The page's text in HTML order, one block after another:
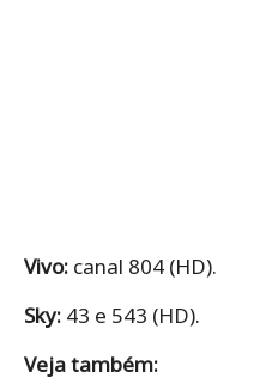
Vivo: canal 804 (HD).
Sky: 43 e 543 (HD).
Veja também: